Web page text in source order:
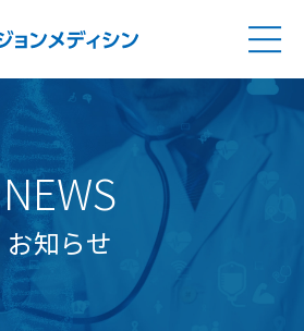
SOLUTION
ジョン）
ゲノビジョン ドック）
ージーエックス）
NEWS
お知らせ